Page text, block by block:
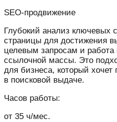
SEO-продвижение​
Глубокий анализ ключевых
страницы для достижения
целевым запросам и
ссылочной массы. Это
для бизнеса, который
в поисковой выдаче.
Часов работы:
от 35 ч/мес.​